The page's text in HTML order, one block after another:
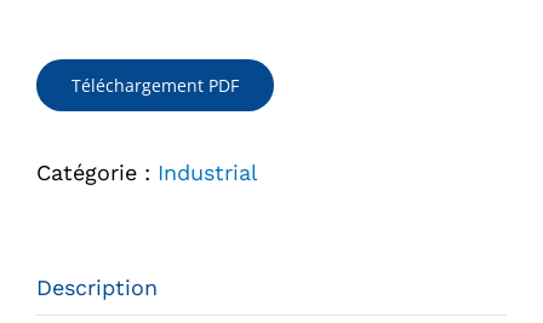
Téléchargement PDF
Catégorie : Industrial
Description